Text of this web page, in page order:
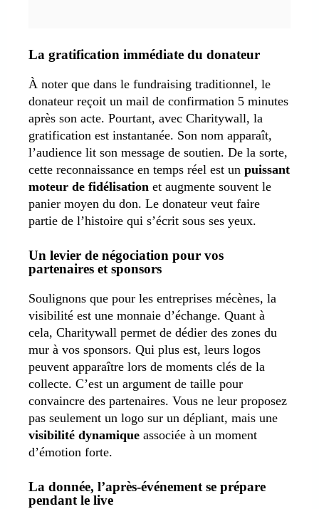
La gratification immédiate du donateur
À noter que dans le fundraising traditionnel, le
donateur reçoit un mail de confirmation 5 minutes
après son acte. Pourtant, avec Charitywall, la
gratification est instantanée. Son nom apparaît,
l’audience lit son message de soutien. De la sorte,
cette reconnaissance en temps réel est un puissant
moteur de fidélisation et augmente souvent le
panier moyen du don. Le donateur veut faire
partie de l’histoire qui s’écrit sous ses yeux.
Un levier de négociation pour vos
partenaires et sponsors
Soulignons que pour les entreprises mécènes, la
visibilité est une monnaie d’échange. Quant à
cela, Charitywall permet de dédier des zones du
mur à vos sponsors. Qui plus est, leurs logos
peuvent apparaître lors de moments clés de la
collecte. C’est un argument de taille pour
convaincre des partenaires. Vous ne leur proposez
pas seulement un logo sur un dépliant, mais une
visibilité dynamique associée à un moment
d’émotion forte.
La donnée, l’après-événement se prépare
pendant le live